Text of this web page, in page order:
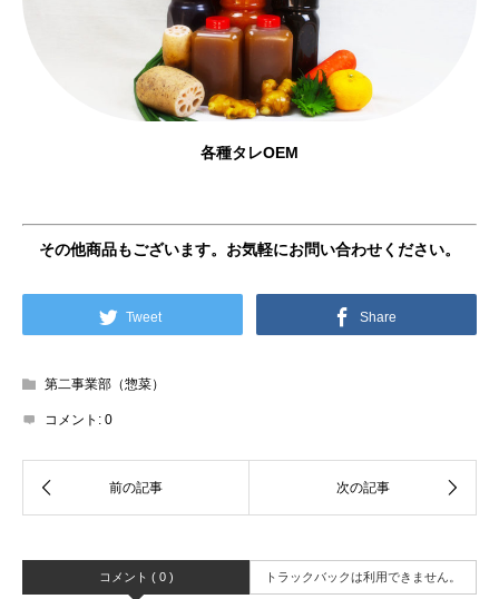
各種タレOEM
その他商品もございます。お気軽にお問い合わせください。
Tweet Share
第二事業部（惣菜）
コメント: 0
コメント ( 0 ) トラックバックは利用できません。